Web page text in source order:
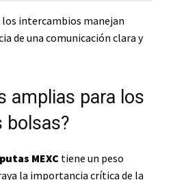
los intercambios manejan
de una comunicación clara y
amplias para los
bolsas?
MEXCtiene un peso
la importancia crítica de la